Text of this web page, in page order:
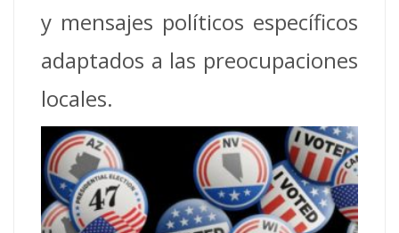
y mensajes políticos específicos
adaptados a las preocupaciones
locales.